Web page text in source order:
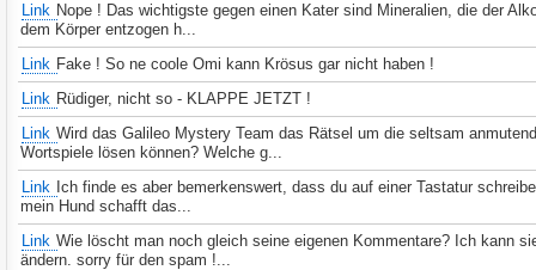
Link Nope ! Das wichtigste gegen einen Kater sind Mineralien, die der
dem Körper entzogen h...
Link Fake ! So ne coole Omi kann Krösus gar nicht haben !
Link Rüdiger, nicht so - KLAPPE JETZT !
Link Wird das Galileo Mystery Team das Rätsel um die seltsam
Wortspiele lösen können? Welche g...
Link Ich finde es aber bemerkenswert, dass du auf einer Tastatur
mein Hund schafft das...
Link Wie löscht man noch gleich seine eigenen Kommentare? Ich kann
ändern. sorry für den spam !...